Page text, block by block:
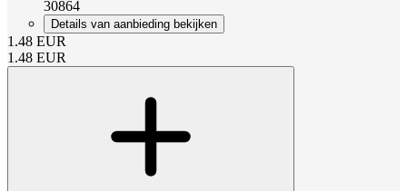
30864
Details van aanbieding bekijken
1.48 EUR
1.48 EUR